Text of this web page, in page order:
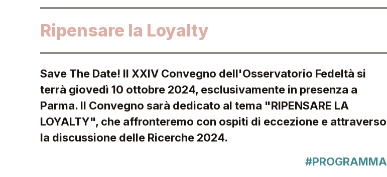
Ripensare la Loyalty
Save The Date! Il XXIV Convegno dell'Osservatorio Fedeltà si
terrà giovedì 10 ottobre 2024, esclusivamente in presenza a
Parma. Il Convegno sarà dedicato al tema "RIPENSARE LA
LOYALTY", che affronteremo con ospiti di eccezione e attraverso
la discussione delle Ricerche 2024.
#PROGRAMMA